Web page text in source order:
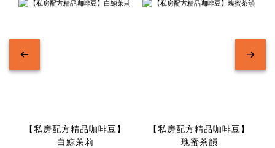
【私房配方精品咖啡豆】
白鯨茉莉
【私房配方精品咖啡豆】
瑰蜜茶韻